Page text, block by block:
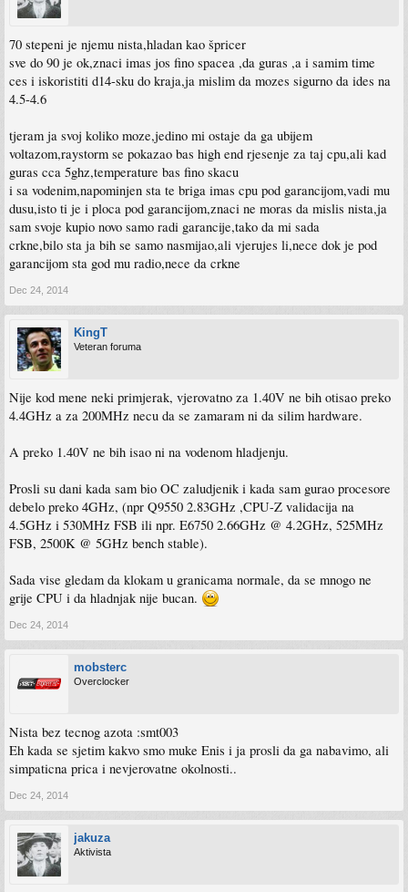
70 stepeni je njemu nista,hladan kao špricer
sve do 90 je ok,znaci imas jos fino spacea ,da guras ,a i samim time
ces i iskoristiti d14-sku do kraja,ja mislim da mozes sigurno da ides na
4.5-4.6
tjeram ja svoj koliko moze,jedino mi ostaje da ga ubijem
voltazom,raystorm se pokazao bas high end rjesenje za taj cpu,ali kad
guras cca 5ghz,temperature bas fino skacu
i sa vodenim,napominjen sta te briga imas cpu pod garancijom,vadi mu
dusu,isto ti je i ploca pod garancijom,znaci ne moras da mislis nista,ja
sam svoje kupio novo samo radi garancije,tako da mi sada
crkne,bilo sta ja bih se samo nasmijao,ali vjerujes li,nece dok je pod
garancijom sta god mu radio,nece da crkne
Dec 24, 2014
KingT
Veteran foruma
Nije kod mene neki primjerak, vjerovatno za 1.40V ne bih otisao preko
4.4GHz a za 200MHz necu da se zamaram ni da silim hardware.
A preko 1.40V ne bih isao ni na vodenom hladjenju.
Prosli su dani kada sam bio OC zaludjenik i kada sam gurao procesore
debelo preko 4GHz, (npr Q9550 2.83GHz ,CPU-Z validacija na
4.5GHz i 530MHz FSB ili npr. E6750 2.66GHz @ 4.2GHz, 525MHz
FSB, 2500K @ 5GHz bench stable).
Sada vise gledam da klokam u granicama normale, da se mnogo ne
grije CPU i da hladnjak nije bucan.
Dec 24, 2014
mobsterc
Overclocker
Nista bez tecnog azota :smt003
Eh kada se sjetim kakvo smo muke Enis i ja prosli da ga nabavimo, ali
simpaticna prica i nevjerovatne okolnosti..
Dec 24, 2014
jakuza
Aktivista